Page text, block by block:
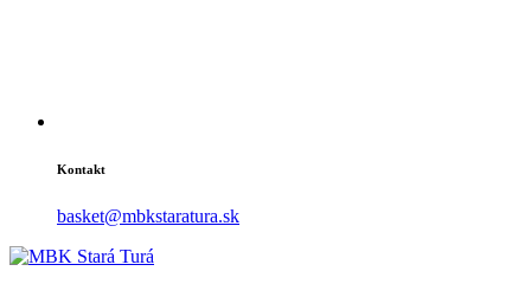
Kontakt
basket@mbkstaratura.sk